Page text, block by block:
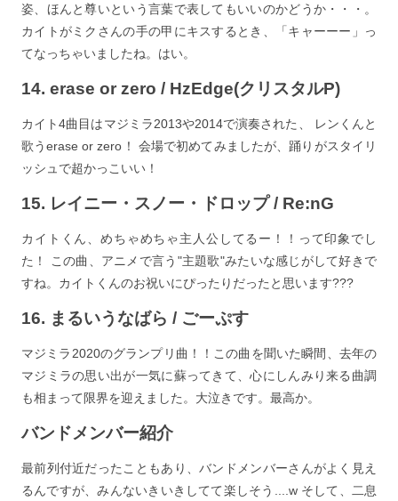
姿、ほんと尊いという言葉で表してもいいのかどうか・・・。
カイトがミクさんの手の甲にキスするとき、「キャーーー」っ
てなっちゃいましたね。はい。
14. erase or zero / HzEdge(クリスタルP)
カイト4曲目はマジミラ2013や2014で演奏された、 レンくんと
歌うerase or zero！ 会場で初めてみましたが、踊りがスタイリ
ッシュで超かっこいい！
15. レイニー・スノー・ドロップ / Re:nG
カイトくん、めちゃめちゃ主人公してるー！！って印象でし
た！ この曲、アニメで言う"主題歌"みたいな感じがして好きで
すね。カイトくんのお祝いにぴったりだったと思います???
16. まるいうなばら / ごーぷす
マジミラ2020のグランプリ曲！！この曲を聞いた瞬間、去年の
マジミラの思い出が一気に蘇ってきて、心にしんみり来る曲調
も相まって限界を迎えました。大泣きです。最高か。
バンドメンバー紹介
最前列付近だったこともあり、バンドメンバーさんがよく見え
るんですが、みんないきいきしてて楽しそう....w そして、二息